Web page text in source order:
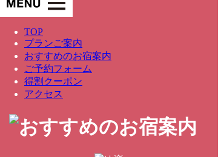
TOP
プランご案内
おすすめのお宿案内
ご予約フォーム
得割クーポン
アクセス